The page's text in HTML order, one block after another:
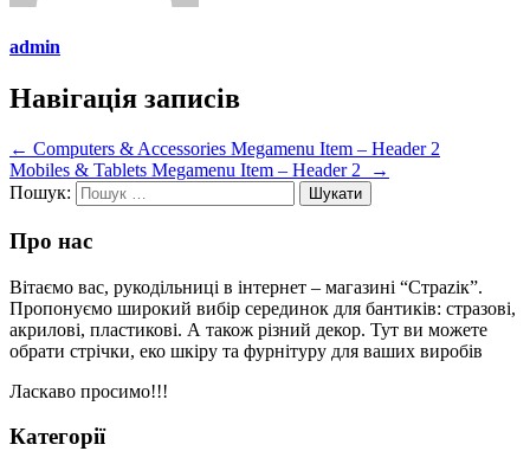
admin
Навігація записів
← Computers & Accessories Megamenu Item – Header 2
Mobiles & Tablets Megamenu Item – Header 2
→
Пошук:
Про нас
Вітаємо вас, рукодільниці в інтернет – магазині “Страzік”.
Пропонуємо широкий вибір серединок для бантиків: стразові,
акрилові, пластикові. А також різний декор. Тут ви можете
обрати стрічки, еко шкіру та фурнітуру для ваших виробів
Ласкаво просимо!!!
Категорії